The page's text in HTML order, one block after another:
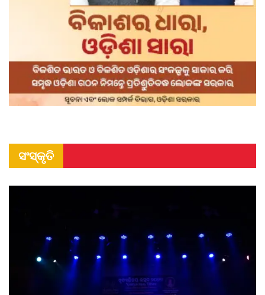
ସଂସ୍କୃତି